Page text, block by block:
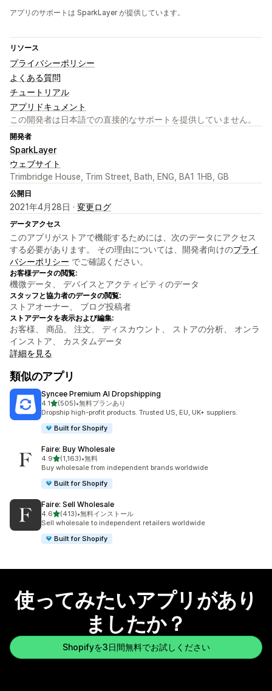
アプリのサポートは SparkLayer が提供しています。
リソース
プライバシーポリシー
よくある質問
チュートリアル
アプリドキュメント
この開発者は日本語での直接的なサポートを提供していません。
開発者
SparkLayer
ウェブサイト
Trimbridge House, Trim Street, Bath, ENG, BA1 1HB, GB
公開日
2021年4月28日 · 変更ログ
データアクセス
このアプリがストアで機能するためには、次のデータにアクセス
する必要があります。 その理由については、開発者向けのプライ
バシーポリシー でご確認ください。
お客様データの閲覧:
機微データ、 デバイスとアクティビティのデータ
スタッフと協力者のデータの閲覧:
ストアオーナー、 ブログ投稿者
ストアデータを表示および編集:
お客様、 商品、 注文、 ディスカウント、 ストアの分析、 オンラ
インストア、 カスタムデータ
詳細を見る
類似のアプリ
Syncee Premium AI Dropshipping
4.15つ星中
(505)
合計レビュー数：505件
•無料プランあり
Dropship high-profit products. Trusted US, EU, UK+ suppliers.
Built for Shopify
Faire: Buy Wholesale
4.95つ星中
(1,163)
合計レビュー数：1163件
•無料
Buy wholesale from independent brands worldwide
Built for Shopify
Faire: Sell Wholesale
4.65つ星中
(413)
合計レビュー数：413件
•無料インストール
Sell wholesale to independent retailers worldwide
Built for Shopify
使ってみたいアプリがあり
ましたか？
Shopifyを3日間無料でお試しください